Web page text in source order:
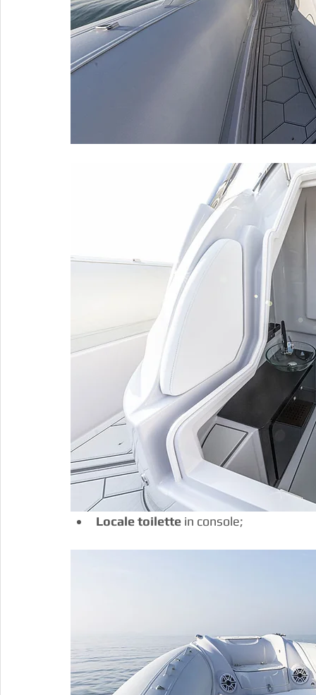
Locale toilette in console;